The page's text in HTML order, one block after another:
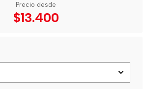
Precio desde
$13.400